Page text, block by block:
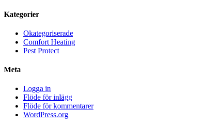
Kategorier
Okategoriserade
Comfort Heating
Pest Protect
Meta
Logga in
Flöde för inlägg
Flöde för kommentarer
WordPress.org